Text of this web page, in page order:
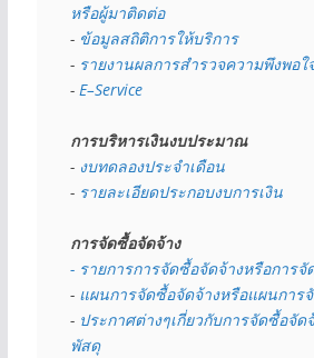
หรือผู้มาติดต่อ
- ข้อมูลสถิติการให้บริการ
- รายงานผลการสำรวจความพึงพอใ
- E–Service
การบริหารเงินงบประมาณ
- งบทดลองประจำเดือน
- รายละเอียดประกอบงบการเงิน
การจัดซื้อจัดจ้าง
- รายการการจัดซื้อจัดจ้างหรือการ
- แผนการจัดซื้อจัดจ้างหรือแผนการ
- ประกาศต่างๆเกี่ยวกับการจัดซื้อจัด
พัสดุ